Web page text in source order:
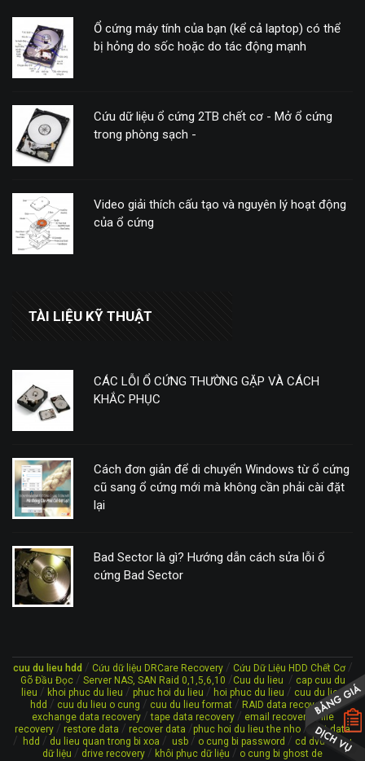
Ổ cứng máy tính của bạn (kể cả laptop) có thể
bị hỏng do sốc hoặc do tác động mạnh
Cứu dữ liệu ổ cứng 2TB chết cơ - Mở ổ cứng
trong phòng sạch -
Video giải thích cấu tạo và nguyên lý hoạt động
của ổ cứng
TÀI LIỆU KỸ THUẬT
CÁC LỖI Ổ CỨNG THƯỜNG GẶP VÀ CÁCH
KHẮC PHỤC
Cách đơn giản để di chuyển Windows từ ổ cứng
cũ sang ổ cứng mới mà không cần phải cài đặt
lại
Bad Sector là gì? Hướng dẫn cách sửa lỗi ổ
cứng Bad Sector
cuu du lieu hdd / Cứu dữ liệu DRCare Recovery/ Cứu Dữ Liệu HDD Chết Cơ/
Gõ Đầu Đọc/ Server NAS, SAN Raid 0,1,5,6,10 /Cuu du lieu / cap cuu du
lieu / khoi phuc du lieu / phuc hoi du lieu / hoi phuc du lieu / cuu du lieu
hdd / cuu du lieu o cung / cuu du lieu format / RAID data recovery/
exchange data recovery/tape data recovery/ email recovery /file
recovery / restore data / recover data /phuc hoi du lieu the nho / lost data
/ hdd / du lieu quan trong bi xoa / usb / o cung bi password / cd dvd/cứu
dữ liệu / drive recovery / khôi phục dữ liệu / o cung bi ghost de